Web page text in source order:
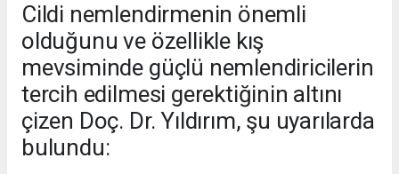
Cildi nemlendirmenin önemli
olduğunu ve özellikle kış
mevsiminde güçlü nemlendiricilerin
tercih edilmesi gerektiğinin altını
çizen Doç. Dr. Yıldırım, şu uyarılarda
bulundu: